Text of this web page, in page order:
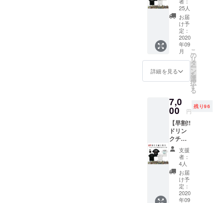
ご記入
くださ
Tシャツ
(1枚)＋
ステッ
カー1
枚。 ● T
シャツ
(BLAC
K or
WHITE)
L / XL /
XXL ●
ドリン
クチ
ケット3
枚。 有
効期限
は営業
再開か
ら6ヶ月
以内。
●RUDIE
’S×SAB
ANIMA
LIA T
シャツ
＋ス
テッ
カー1枚
支援】
限定100
枚 8000
円 →
7000円
ドリン
クチ
ケット
(1枚)＋
Tシャツ
(1枚)＋
ステッ
カー1
枚。 ●T
シャツ
(BLAC
K or
WHITE)
25人
お届
け予
定：
2020
年09
月
詳細を見る
こ
の
リ
タ
ー
ン
を
選
択
す
る
7,0
00 円
残り96
【早割!!
ドリン
クチ
ケット
(3枚)＋
HEDWi
NG T
シャツ
＋ス
テッ
カー1枚
支援
者：
4人
お届
け予
定：
2020
年09